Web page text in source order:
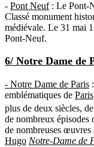
- Pont Neuf: Le Pont-
Classé monument
médiévale. Le 31 mai
Pont-Neuf.
6/ Notre Dame de
- Notre Dame de Paris
emblématiques de Paris
plus de deux siècles,
de nombreux épisodes
de nombreuses œuvres
Hugo Notre-Dame de